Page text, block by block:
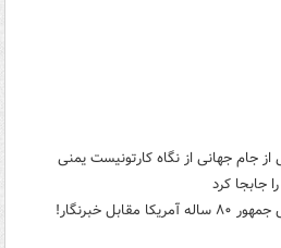
جام جهانی از نگاه کارتونیست یمنی
جابجا کرد
خبرنگار!